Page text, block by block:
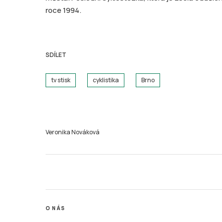
roce 1994.
SDÍLET
tv stisk cyklistika Brno
Veronika Nováková
O NÁS